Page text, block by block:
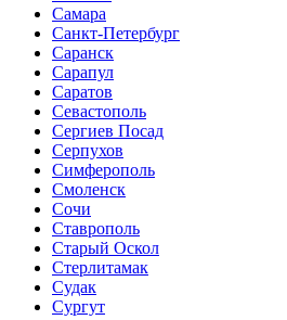
Самара
Санкт-Петербург
Саранск
Сарапул
Саратов
Севастополь
Сергиев Посад
Серпухов
Симферополь
Смоленск
Сочи
Ставрополь
Старый Оскол
Стерлитамак
Судак
Сургут